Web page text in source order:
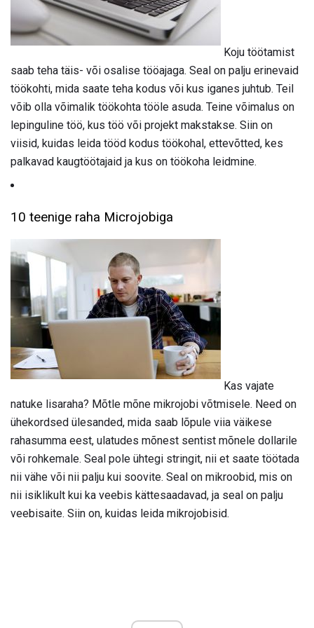
Koju töötamist
saab teha täis- või osalise tööajaga. Seal on palju erinevaid
töökohti, mida saate teha kodus või kus iganes juhtub. Teil
võib olla võimalik töökohta tööle asuda. Teine võimalus on
lepinguline töö, kus töö või projekt makstakse. Siin on
viisid, kuidas leida tööd kodus töökohal, ettevõtted, kes
palkavad kaugtöötajaid ja kus on töökoha leidmine.
10 teenige raha Microjobiga
Kas vajate
natuke lisaraha? Mõtle mõne mikrojobi võtmisele. Need on
ühekordsed ülesanded, mida saab lõpule viia väikese
rahasumma eest, ulatudes mõnest sentist mõnele dollarile
või rohkemale. Seal pole ühtegi stringit, nii et saate töötada
nii vähe või nii palju kui soovite. Seal on mikroobid, mis on
nii isiklikult kui ka veebis kättesaadavad, ja seal on palju
veebisaite. Siin on, kuidas leida mikrojobisid.